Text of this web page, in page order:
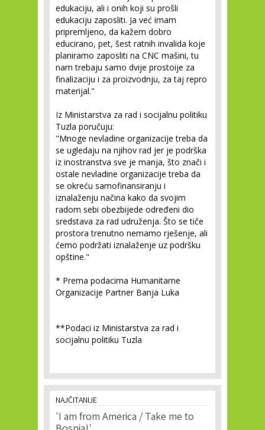
edukaciju, ali i onih koji su prošli
edukaciju zaposliti. Ja već imam
pripremljeno, da kažem dobro
educirano, pet, šest ratnih invalida koje
planiramo zaposliti na CNC mašini, tu
nam trebaju samo dvije prostoije za
finalizaciju i za proizvodnju, za taj repro
materijal."
Iz Ministarstva za rad i socijalnu politiku
Tuzla poručuju:
"Mnoge nevladine organizacije treba da
se ugledaju na njihov rad jer je podrška
iz inostranstva sve je manja, što znači i
ostale nevladine organizacije treba da
se okreću samofinansiranju i
iznalaženju načina kako da svojim
radom sebi obezbijede određeni dio
sredstava za rad udruženja. Što se tiče
prostora trenutno nemamo rješenje, ali
ćemo podržati iznalaženje uz podršku
opštine."
* Prema podacima Humanitarne
Organizacije Partner Banja Luka
**Podaci iz Ministarstva za rad i
socijalnu politiku Tuzla
NAJČITANIJE
'I am from America / Take me to